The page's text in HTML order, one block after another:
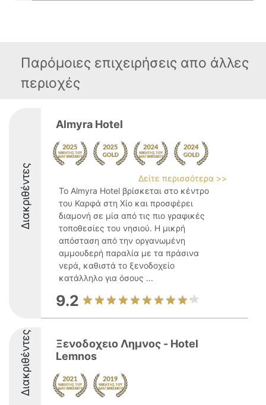
Παρόμοιες επιχειρήσεις απο άλλες
περιοχές
Διακριθέντες
Almyra Hotel
Δείτε περισσότερα >>
Το Almyra Hotel βρίσκεται στο κέντρο
του Καρφά στη Χίο και προσφέρει
διαμονή σε μία από τις πιο γραφικές
τοποθεσίες του νησιού. Η μικρή
απόσταση από την οργανωμένη
αμμουδερή παραλία με τα πράσινα
νερά, καθιστά το ξενοδοχείο
κατάλληλο για όσους ...
9.2
Διακριθέντες
Ξενοδοχειο Λημνος - Hotel
Lemnos